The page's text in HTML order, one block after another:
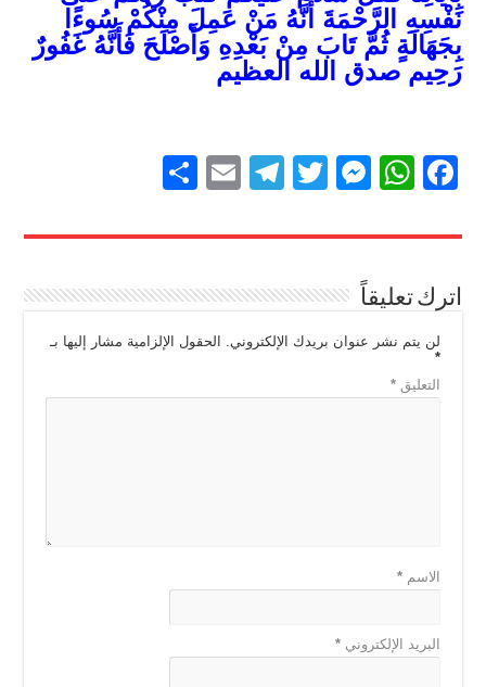
نَفْسِهِ الرَّحْمَةَ أَنَّهُ مَنْ عَمِلَ مِنْكُمْ سُوءًا
بِجَهَالَةٍ ثُمَّ تَابَ مِنْ بَعْدِهِ وَأَصْلَحَ فَأَنَّهُ غَفُورٌ
رَحِيم صدق الله العظيم
F
c
b
o
o
W
at
s
A
p
M
ss
n
g
T
tt
T
e
a
m
E
ail
ar
اترك تعليقاً
لن يتم نشر عنوان بريدك الإلكتروني.
الحقول الإلزامية مشار إليها بـ
*
التعليق*
الاسم*
البريد الإلكتروني*